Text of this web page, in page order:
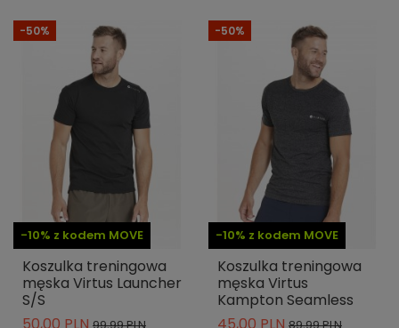
-10% z kodem MOVE
-50%
Koszulka treningowa
męska Virtus Launcher
S/S
50,00 PLN 99,99 PLN
-10% z kodem MOVE
-50%
Koszulka treningowa
męska Virtus
Kampton Seamless
45,00 PLN 89,99 PLN